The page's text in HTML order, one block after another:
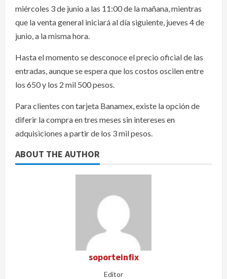
miércoles 3 de junio a las 11:00 de la mañana, mientras
que la venta general iniciará al día siguiente, jueves 4 de
junio, a la misma hora.
Hasta el momento se desconoce el precio oficial de las
entradas, aunque se espera que los costos oscilen entre
los 650 y los 2 mil 500 pesos.
Para clientes con tarjeta Banamex, existe la opción de
diferir la compra en tres meses sin intereses en
adquisiciones a partir de los 3 mil pesos.
ABOUT THE AUTHOR
soporteinfix
Editor